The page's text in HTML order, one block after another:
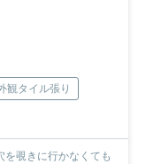
観タイル張り
覗きに行かなくても